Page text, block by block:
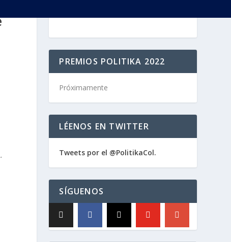
PREMIOS POLITIKA 2022
Próximamente
LÉENOS EN TWITTER
Tweets por el @PolitikaCol.
SÍGUENOS